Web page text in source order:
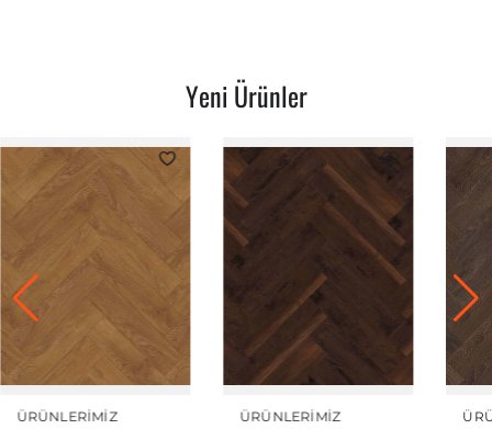
Yeni Ürünler
ÜRÜNLERIMIZ
ÜRÜNLERIMIZ